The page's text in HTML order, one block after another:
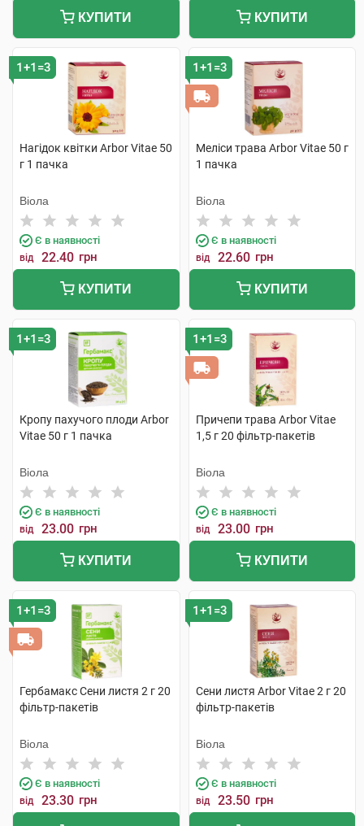
КУПИТИ КУПИТИ
1+1=3
Нагідок квітки Arbor Vitae 50
г 1 пачка
Віола
Є в наявності
від 22.40 грн
КУПИТИ
1+1=3
Меліси трава Arbor Vitae 50 г
1 пачка
Віола
Є в наявності
від 22.60 грн
КУПИТИ
1+1=3
Кропу пахучого плоди Arbor
Vitae 50 г 1 пачка
Віола
Є в наявності
від 23.00 грн
КУПИТИ
1+1=3
Причепи трава Arbor Vitae
1,5 г 20 фільтр-пакетів
Віола
Є в наявності
від 23.00 грн
КУПИТИ
1+1=3
Гербамакс Сени листя 2 г 20
фільтр-пакетів
Віола
Є в наявності
від 23.30 грн
1+1=3
Сени листя Arbor Vitae 2 г 20
фільтр-пакетів
Віола
Є в наявності
від 23.50 грн